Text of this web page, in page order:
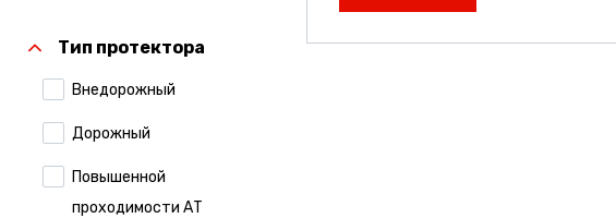
Тип протектора
Внедорожный
Дорожный
Повышенной
проходимости АТ